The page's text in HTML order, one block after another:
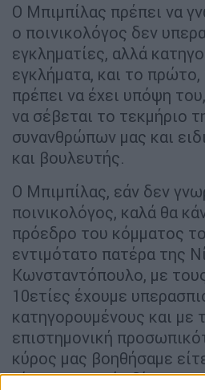
Ο Μπιμπίλας πρέπει να
ο ποινικολόγος δεν
εγκληματίες, αλλά
εγκλήματα, και το
πρέπει να έχει υπόψη
να σέβεται το τεκμήριο
συνανθρώπων μας και
και βουλευτής.
Ο Μπιμπίλας, εάν δεν
ποινικολόγος, καλά θα
πρόεδρο του κόμματος
εντιμότατο πατέρα της
Κωνσταντόπουλο, με
10ετίες έχουμε
κατηγορουμένους και με
επιστημονική
κύρος μας βοηθήσαμε
είτε να κριθούν δίκαια